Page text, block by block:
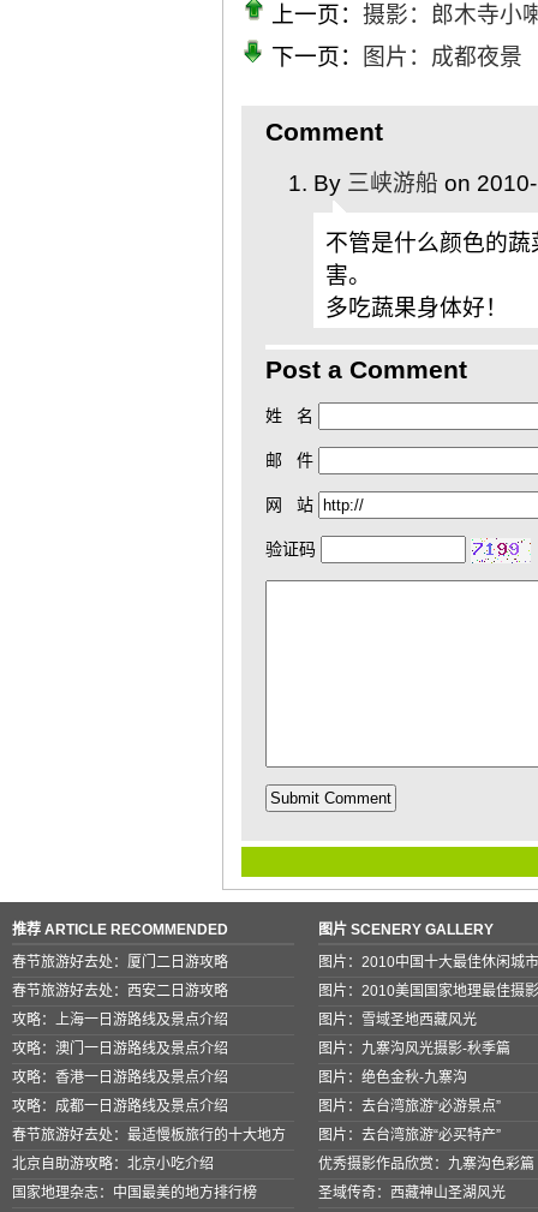
上一页： 摄影：郎木寺小
下一页：
图片：成都夜景
Comment
By 三峡游船 on
不管是什么颜色的
害。
多吃蔬果身体好！
Post a Comment
姓 名
邮 件
网 站
验证码
推荐 ARTICLE RECOMMENDED
春节旅游好去处：厦门二日游攻略
春节旅游好去处：西安二日游攻略
攻略：上海一日游路线及景点介绍
攻略：澳门一日游路线及景点介绍
攻略：香港一日游路线及景点介绍
攻略：成都一日游路线及景点介绍
春节旅游好去处：最适慢板旅行的十大地方
北京自助游攻略：北京小吃介绍
国家地理杂志：中国最美的地方排行榜
图片 SCENERY GALLERY
图片：2010中国十大最佳休闲城市
图片：2010美国国家地理最佳摄
图片：雪域圣地西藏风光
图片：九寨沟风光摄影-秋季篇
图片：绝色金秋-九寨沟
图片：去台湾旅游“必游景点”
图片：去台湾旅游“必买特产”
优秀摄影作品欣赏：九寨沟色彩篇
圣域传奇：西藏神山圣湖风光